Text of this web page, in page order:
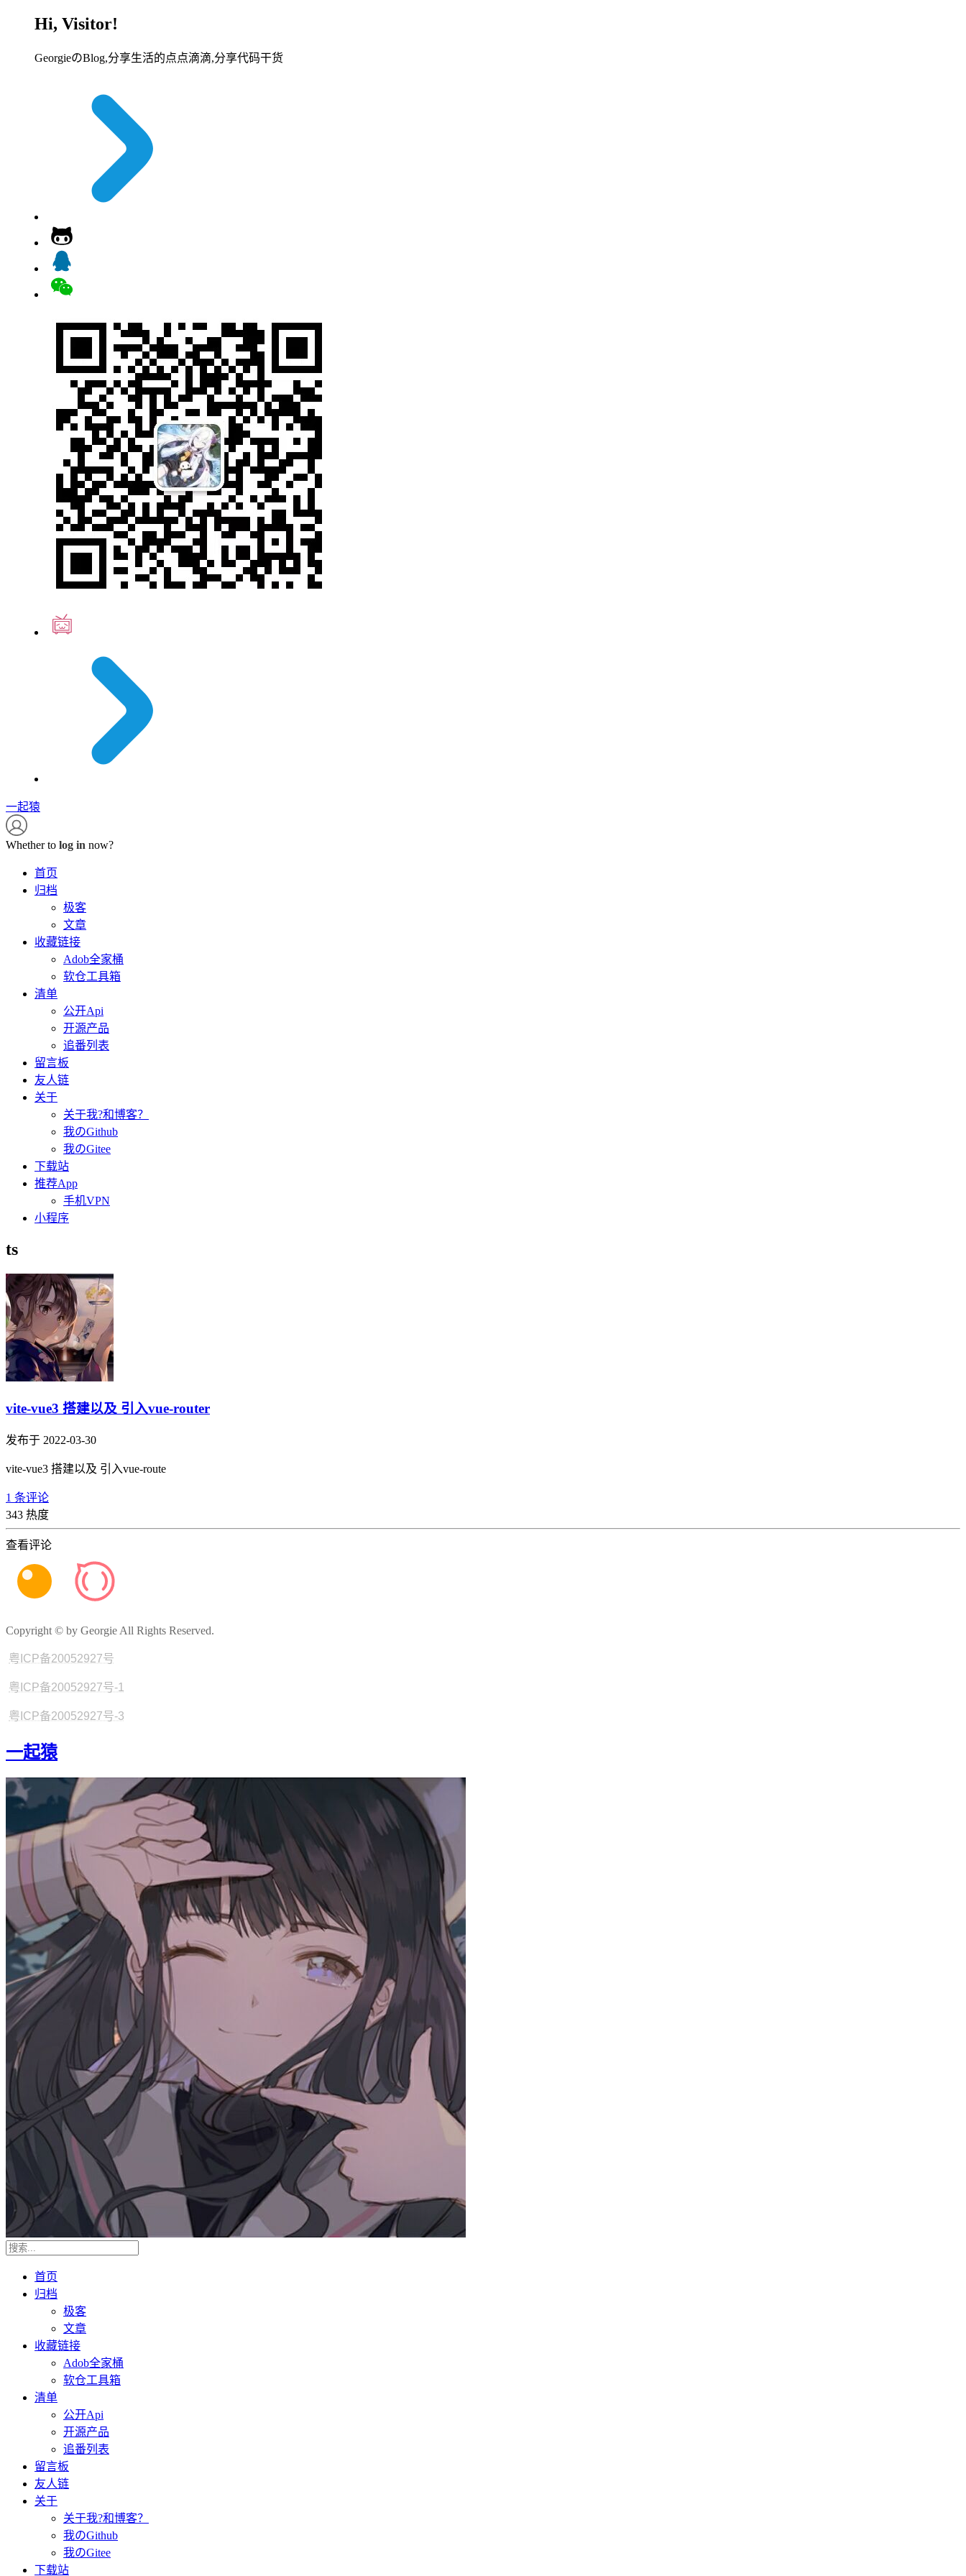
Hi, Visitor!
GeorgieのBlog,分享生活的点点滴滴,分享代码干货
一起猿
Whether to log in now?
首页
归档
极客
文章
收藏链接
Adob全家桶
软仓工具箱
清单
公开Api
开源产品
追番列表
留言板
友人链
关于
关于我?和博客？
我のGithub
我のGitee
下载站
推荐App
手机VPN
小程序
ts
vite-vue3 搭建以及 引入vue-router
发布于 2022-03-30
vite-vue3 搭建以及 引入vue-route
1 条评论
343 热度
查看评论
Copyright © by Georgie All Rights Reserved.
粤ICP备20052927号
粤ICP备20052927号-1
粤ICP备20052927号-3
一起猿
首页
归档
极客
文章
收藏链接
Adob全家桶
软仓工具箱
清单
公开Api
开源产品
追番列表
留言板
友人链
关于
关于我?和博客？
我のGithub
我のGitee
下载站